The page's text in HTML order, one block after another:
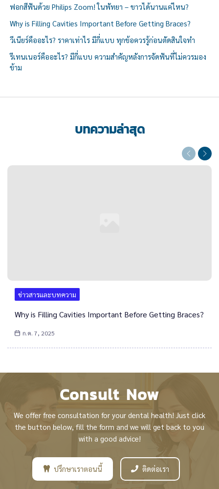
ฟอกสีฟันด้วย Philips Zoom! ในพัทยา – ขาวได้นานแค่ไหน?
Why is Filling Cavities Important Before Getting Braces?
วีเนียร์คืออะไร? ราคาเท่าไร มีกี่แบบ ทุกข้อควรรู้ก่อนตัดสินใจทำ
รีเทนเนอร์คืออะไร? มีกี่แบบ ความสำคัญหลังการจัดฟันที่ไม่ควรมอง
ข้าม
บทความล่าสุด
Previous
Next
ข่าวสารและบทความ
Why is Filling Cavities Important Before Getting Braces?
ก.ค. 7, 2025
Consult Now
We offer free consultation for your dental health! Just click
the button below, fill the form and we will get back to you
with a good advice!
ปรึกษาเราตอนนี้ ติดต่อเรา